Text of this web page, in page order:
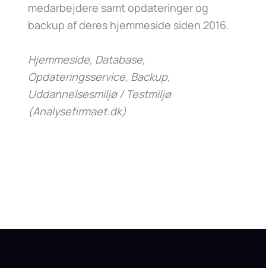
medarbejdere samt opdateringer og
backup af deres hjemmeside siden 2016.
Hjemmeside, Database,
Opdateringsservice, Backup,
Uddannelsesmiljø / Testmiljø
(Analysefirmaet.dk)